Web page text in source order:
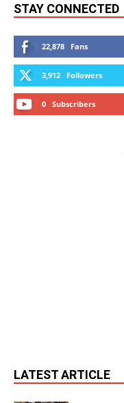
STAY CONNECTED
22,878 Fans
3,912 Followers
0 Subscribers
LATEST ARTICLE